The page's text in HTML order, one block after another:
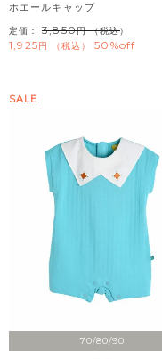
ホエールキャップ
定価： 3,850 （税込）
1,925 税込 50%off
70/80/90
SALE